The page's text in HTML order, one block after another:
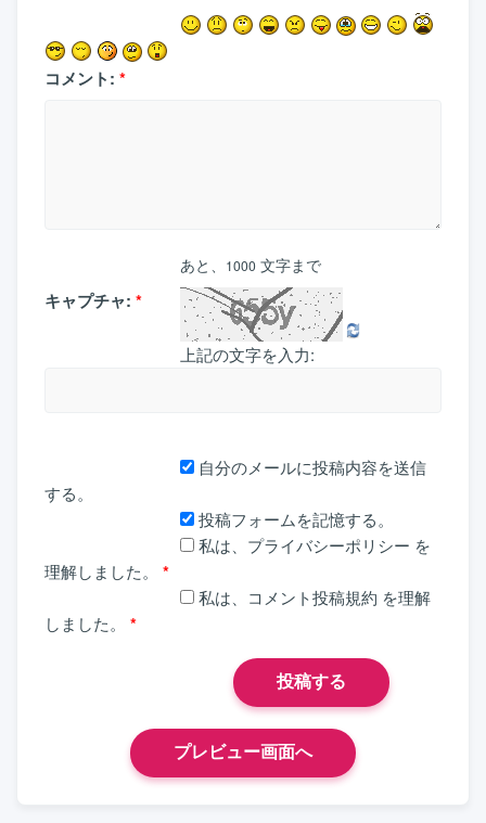
コメント: *
あと、 1000 文字まで
キャプチャ: *
上記の文字を入力:
自分のメールに投稿内容を送信
する。
投稿フォームを記憶する。
私は、 プライバシーポリシー を
理解しました。
*
私は、 コメント投稿規約 を理解
しました。
*